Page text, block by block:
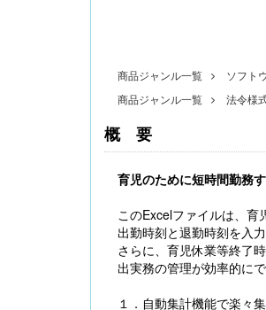
商品ジャンル一覧 ソフト
商品ジャンル一覧
法令様
概要
育児のために短時間勤務
このExcelファイルは、育
出勤時刻と退勤時刻を入
さらに、育児休業等終了
出実務の管理が効率的にで
１．自動集計機能で楽々
無料配信】技能実習
能２号の対象拡大･･･
ル 外国人雇用実務
ー